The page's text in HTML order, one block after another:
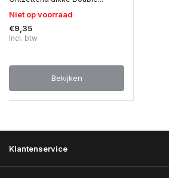
Niet op voorraad
€9,35
Incl. btw
Bekijken
Klantenservice